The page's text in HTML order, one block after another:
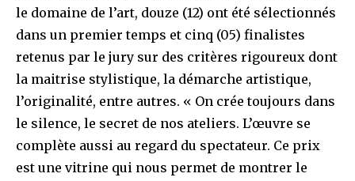
le domaine de l’art, douze (12) ont été sélectionnés
dans un premier temps et cinq (05) finalistes
retenus par le jury sur des critères rigoureux dont
la maitrise stylistique, la démarche artistique,
l’originalité, entre autres. « On crée toujours dans
le silence, le secret de nos ateliers. L’œuvre se
complète aussi au regard du spectateur. Ce prix
est une vitrine qui nous permet de montrer le